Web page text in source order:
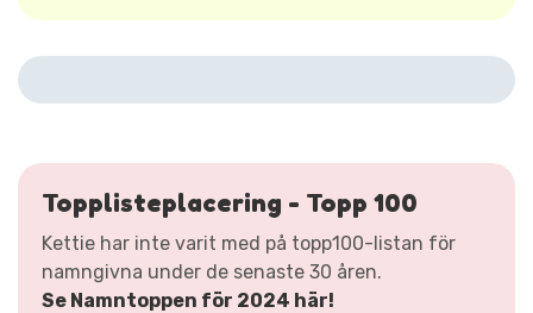
Topplisteplacering - Topp 100
Kettie har inte varit med på topp100-listan för
namngivna under de senaste 30 åren.
Se Namntoppen för 2024 här!